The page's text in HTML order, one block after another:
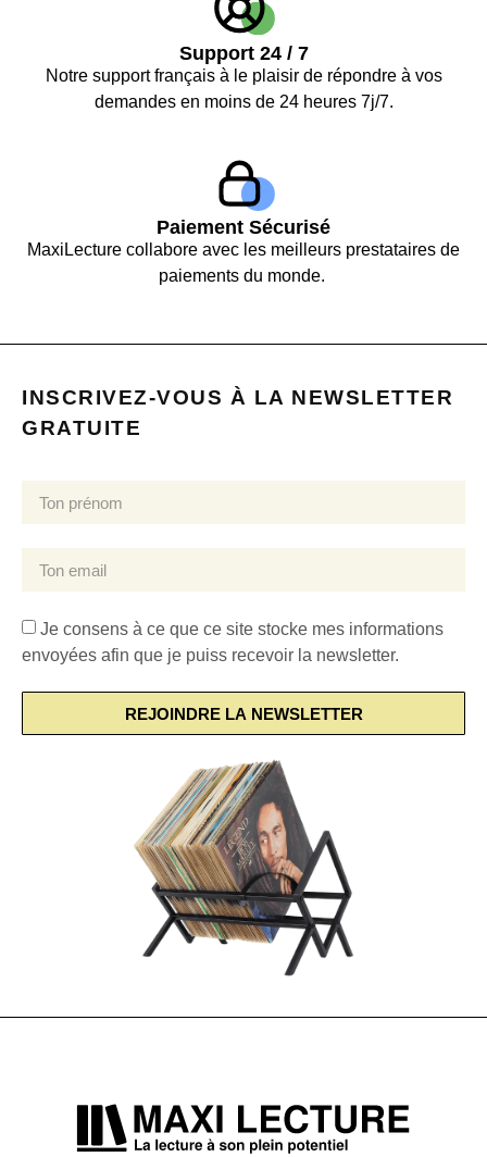
Belle finition, on sent que le produit est solide et bien conçu.
Fri Jan 09 2026 00:00:00 GMT+0000 (Coordinated Universal
Support 24 / 7
Notre support français à le plaisir de répondre à vos
demandes en moins de 24 heures 7j/7.
Paiement Sécurisé
MaxiLecture collabore avec les meilleurs prestataires de
paiements du monde.
INSCRIVEZ-VOUS À LA NEWSLETTER
GRATUITE
Je consens à ce que ce site stocke mes informations
envoyées afin que je puiss recevoir la newsletter.
REJOINDRE LA NEWSLETTER